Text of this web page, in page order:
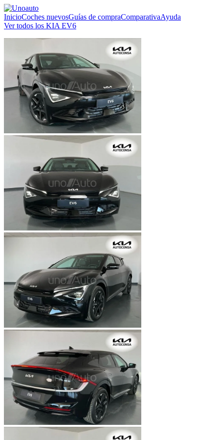
InicioCoches nuevosGuías de compraComparativaAyuda
Ver todos los KIA EV6